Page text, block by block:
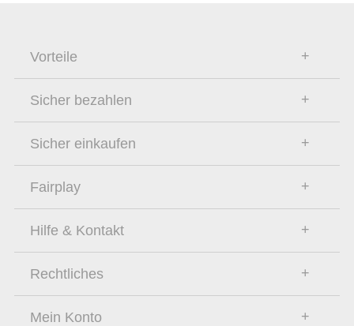
Vorteile
Sicher bezahlen
Sicher einkaufen
Fairplay
Hilfe & Kontakt
Rechtliches
Mein Konto